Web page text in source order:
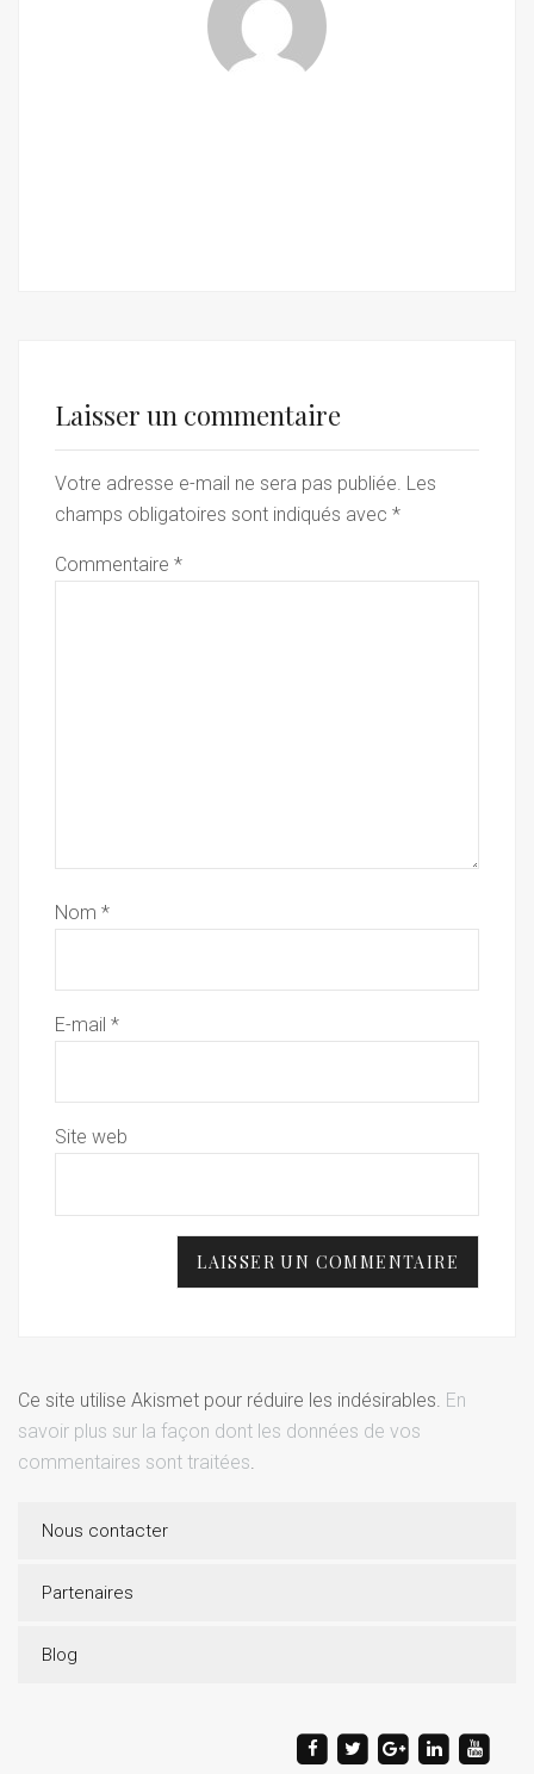
Laisser un commentaire
Votre adresse e-mail ne sera pas publiée. Les
champs obligatoires sont indiqués avec *
Commentaire *
Nom *
E-mail *
Site web
Ce site utilise Akismet pour réduire les indésirables. En
savoir plus sur la façon dont les données de vos
commentaires sont traitées.
Nous contacter
Partenaires
Blog